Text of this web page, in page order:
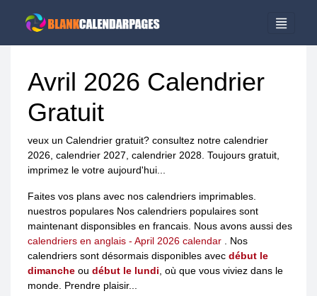
Avril 2026 Calendrier
Gratuit
veux un Calendrier gratuit? consultez notre calendrier
2026, calendrier 2027, calendrier 2028. Toujours gratuit,
imprimez le votre aujourd'hui...
Faites vos plans avec nos calendriers imprimables.
nuestros populares Nos calendriers populaires sont
maintenant disponsibles en francais. Nous avons aussi des
calendriers en anglais - April 2026 calendar . Nos
calendriers sont désormais disponibles avec début le
dimanche ou début le lundi , où que vous viviez dans le
monde. Prendre plaisir...